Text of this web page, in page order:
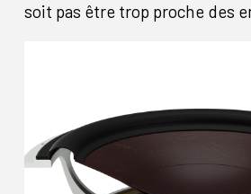
soit pas être trop proche des